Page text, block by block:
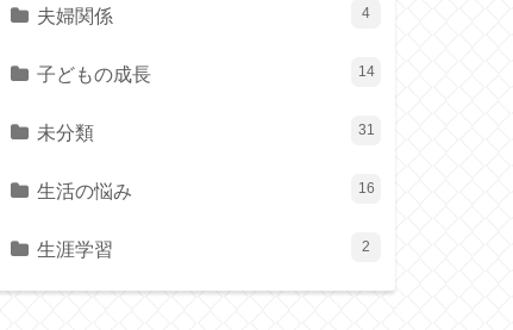
夫婦関係 4
子どもの成長 14
未分類 31
生活の悩み 16
生涯学習 2